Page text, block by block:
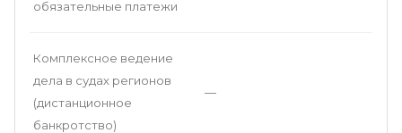
обязательные платежи
Комплексное ведение
дела в судах регионов
(дистанционное
банкротство)
—